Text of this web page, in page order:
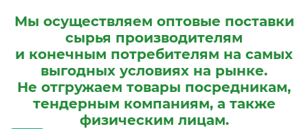
Мы осуществляем оптовые поставки
сырья производителям
и конечным потребителям на самых
выгодных условиях на рынке.
Не отгружаем товары посредникам,
тендерным компаниям, а также
физическим лицам.